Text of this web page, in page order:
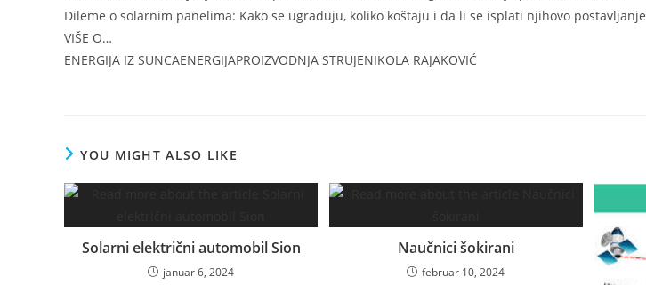
Dileme o solarnim panelima: Kako se ugrađuju, koliko koštaju i da li se isplati njihovo postavljanje
VIŠE O…
ENERGIJA IZ SUNCAENERGIJAPROIZVODNJA STRUJENIKOLA RAJAKOVIĆ
YOU MIGHT ALSO LIKE
Solarni električni automobil Sion
januar 6, 2024
Naučnici šokirani
februar 10, 2024